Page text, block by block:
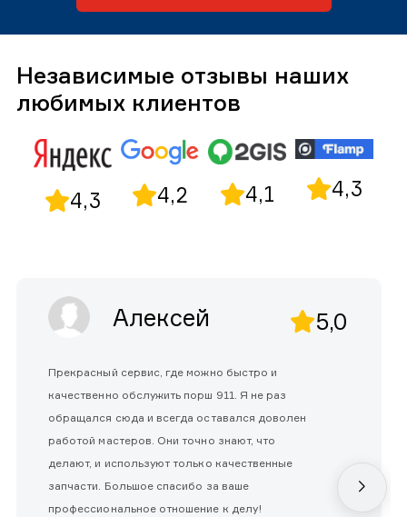
Независимые отзывы наших
любимых клиентов
4,3 4,2 4,1 4,3
Алексей 5,0
Прекрасный сервис, где можно быстро и
качественно обслужить порш 911. Я не раз
обращался сюда и всегда оставался доволен
работой мастеров. Они точно знают, что
делают, и используют только качественные
запчасти. Большое спасибо за ваше
профессиональное отношение к делу!